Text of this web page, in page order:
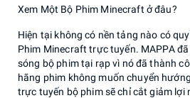
Xem Một Bộ Phim Minecraft ở đâu?
Hiện tại không có nền tảng nào có
Phim Minecraft trực tuyến. MAPPA
sóng bộ phim tại rạp vì nó đã thành
hãng phim không muốn chuyển
trực tuyến bộ phim sẽ chỉ cắt giảm lợi